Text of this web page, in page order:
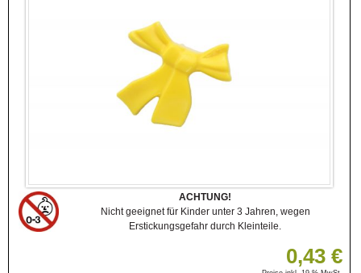
ACHTUNG!
Nicht geeignet für Kinder unter 3 Jahren, wegen
Erstickungsgefahr durch Kleinteile.
0,43 €